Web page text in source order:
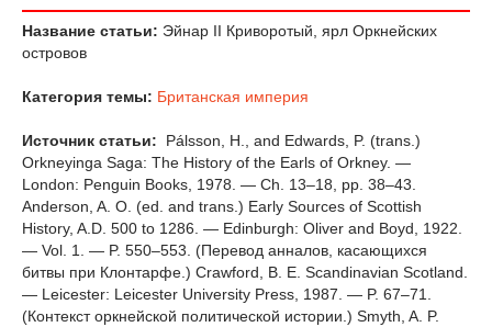
Название статьи: Эйнар II Криворотый, ярл Оркнейских
островов
Категория темы: Британская империя
Источник статьи:
Pálsson, H., and Edwards, P. (trans.)
Orkneyinga Saga: The History of the Earls of Orkney. —
London: Penguin Books, 1978. — Ch. 13–18, pp. 38–43.
Anderson, A. O. (ed. and trans.) Early Sources of Scottish
History, A.D. 500 to 1286. — Edinburgh: Oliver and Boyd, 1922.
— Vol. 1. — P. 550–553. (Перевод анналов, касающихся
битвы при Клонтарфе.) Crawford, B. E. Scandinavian Scotland.
— Leicester: Leicester University Press, 1987. — P. 67–71.
(Контекст оркнейской политической истории.) Smyth, A. P.